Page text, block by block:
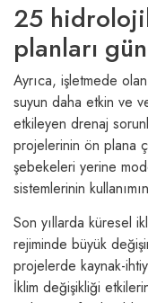
25
planları
Ayrıca, işletmede
suyun daha etkin ve
etkileyen drenaj
projelerinin ön plana
şebekeleri yerine
sistemlerinin
Son yıllarda küresel
rejiminde büyük
projelerde kaynak-
İklim değişikliği